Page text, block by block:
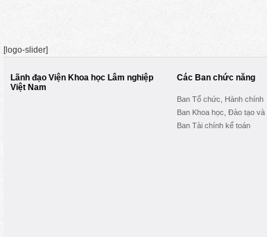
[logo-slider]
Lãnh đạo Viện Khoa học Lâm nghiệp
Việt Nam
Các Ban chức năng
Ban Tổ chức, Hành chính
Ban Khoa học, Đào tạo
Ban Tài chính kế toán